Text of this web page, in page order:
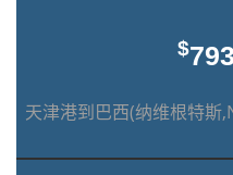
$
天津港到巴西(纳维根特